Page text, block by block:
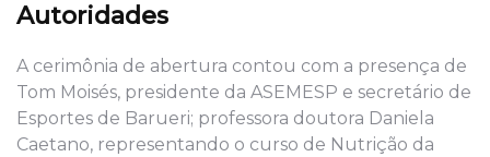
Autoridades
A cerimônia de abertura contou com a presença de
Tom Moisés, presidente da ASEMESP e secretário de
Esportes de Barueri; professora doutora Daniela
Caetano, representando o curso de Nutrição da